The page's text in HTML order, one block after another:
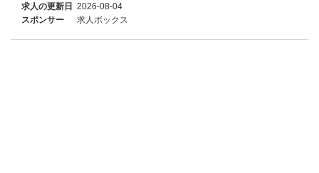
求人の更新日 2026-08-04
スポンサー
求人ボックス